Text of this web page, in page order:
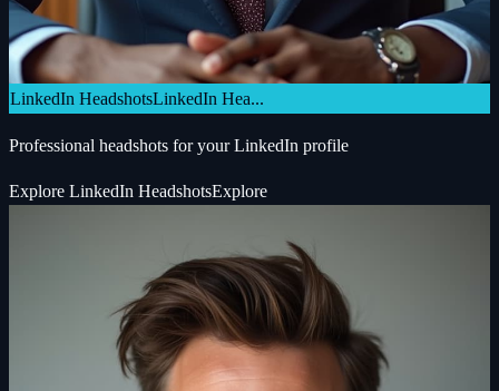
LinkedIn HeadshotsLinkedIn Hea...
Professional headshots for your LinkedIn profile
Explore LinkedIn HeadshotsExplore